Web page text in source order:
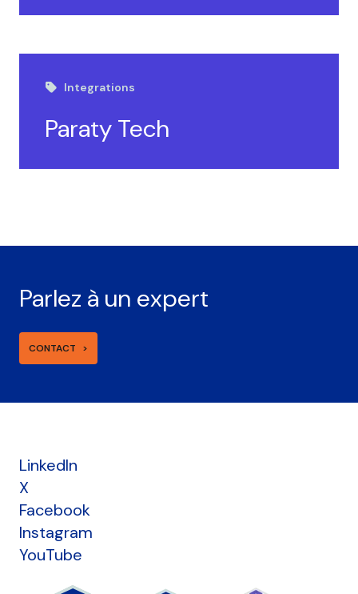
Integrations
Paraty Tech
Parlez à un expert
CONTACT
LinkedIn
X
Facebook
Instagram
YouTube